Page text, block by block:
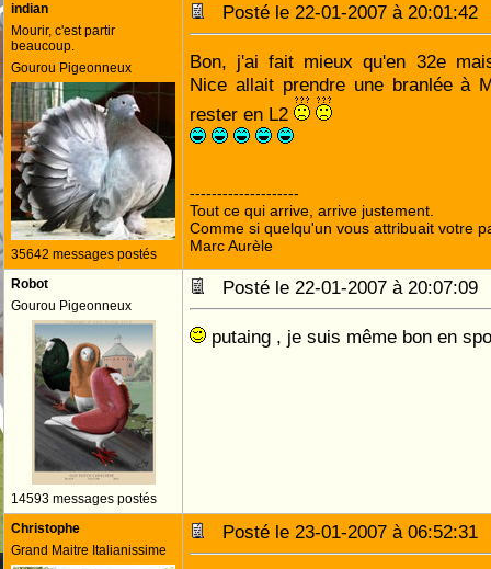
indian
Mourir, c'est partir
beaucoup.
Gourou Pigeonneux
35642 messages postés
Posté le 22-01-2007 à
Bon, j'ai fait mieux qu'en 32e
Nice allait prendre une branlée à
rester en L2
--------------------
Tout ce qui arrive, arrive justement.
Comme si quelqu'un vous attribuait votre
Marc Aurèle
Robot
Gourou Pigeonneux
14593 messages postés
Posté le 22-01-2007 à
putaing , je suis même bon en
Christophe
Grand Maitre Italianissime
Posté le 23-01-2007 à